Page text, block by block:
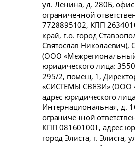
ул. Ленина, д. 280Б,
ограниченной
7728895102, КПП
край, г.о. город
Святослав Николаевич),
(ООО
юридического лица:
295/2, помещ, 1,
«СИСТЕМЫ СВЯЗИ» (ООО
адрес юридического
Интернациональная, д.
ограниченной
КПП 081601001, адрес
город Элиста, г.